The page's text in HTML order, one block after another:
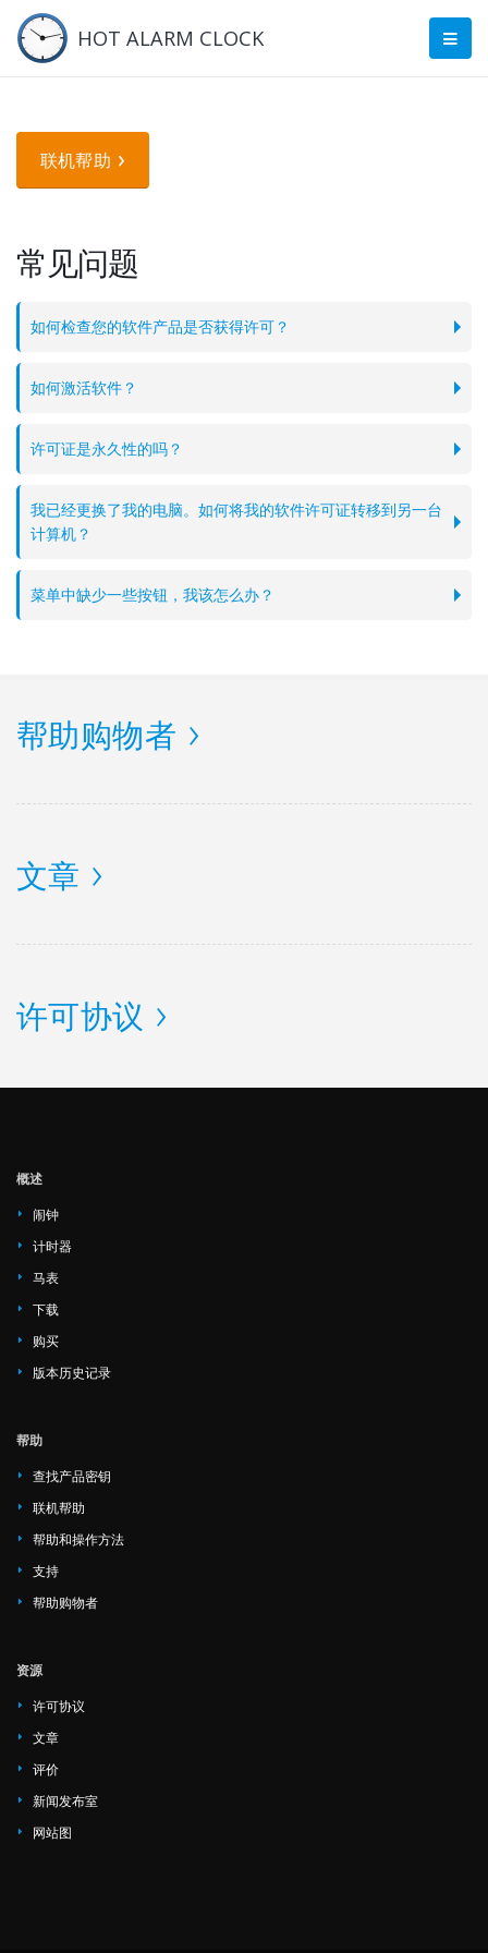
HOT ALARM CLOCK
联机帮助
常见问题
如何检查您的软件产品是否获得许可？
如何激活软件？
许可证是永久性的吗？
我已经更换了我的电脑。如何将我的软件许可证转移到另一台
计算机？
菜单中缺少一些按钮，我该怎么办？
帮助购物者
文章
许可协议
概述
闹钟
计时器
马表
下载
购买
版本历史记录
帮助
查找产品密钥
联机帮助
帮助和操作方法
支持
帮助购物者
资源
许可协议
文章
评价
新闻发布室
网站图